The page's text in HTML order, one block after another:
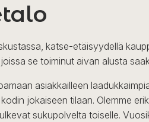
katse-etäisyydellä
se toiminut aivan alusta
asiakkailleen
jokaiseen tilaan. Olemme
sukupolvelta toiselle.